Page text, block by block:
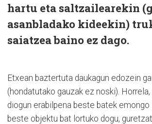
hartu eta saltzailearekin
asanbladako kideekin)
saiatzea baino ez dago.
Etxean baztertuta daukagun edozein
(hondatutako gauzak ez noski).
diogun erabilpena beste batek emongo
beste objektu bat lortuko dogu,